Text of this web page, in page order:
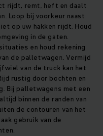
rijdt, remt, heft en daalt
Loop bij voorkeur naast
op uw hakken rijdt. Houd
in de gaten.
en houd rekening
de palletwagen. Vermijd
van de truck kan het
rustig door bochten en
Bij palletwagens met een
binnen de randen van
de contouren van het
gebruik van de